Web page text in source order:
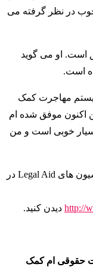
خوب در نظر گرفته می
است. او می گوید
مهاجرت کمک
اکنون موفق شده ام
خوبی است و من
برای کسب اطلاعات بیشتر در خصوص کمیسیون های Legal Aid در
http:// دیدن کنید.
حقوقی ام کمک